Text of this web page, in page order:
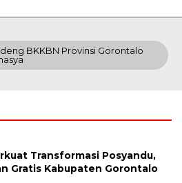
BKKBN Provinsi Gorontalo
Transformasi Posyandu,
Gratis Kabupaten Gorontalo